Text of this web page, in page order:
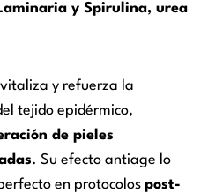
y Spirulina, urea
y refuerza la
tejido epidérmico,
de pieles
. Su efecto antiage lo
en protocolos post-